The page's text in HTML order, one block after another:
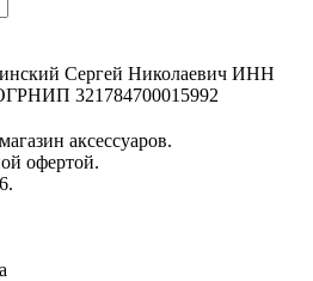
Сергей Николаевич ИНН
321784700015992
аксессуаров.
офертой.